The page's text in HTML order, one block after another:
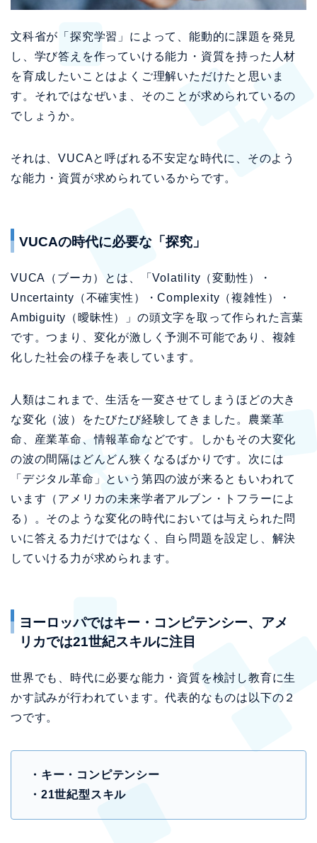
文科省が「探究学習」によって、能動的に課題を発見
し、学び答えを作っていける能力・資質を持った人材
を育成したいことはよくご理解いただけたと思いま
す。それではなぜいま、そのことが求められているの
でしょうか。
それは、VUCAと呼ばれる不安定な時代に、そのよう
な能力・資質が求められているからです。
VUCAの時代に必要な「探究」
VUCA（ブーカ）とは、「Volatility（変動性）・
Uncertainty（不確実性）・Complexity（複雑性）・
Ambiguity（曖昧性）」の頭文字を取って作られた言葉
です。つまり、変化が激しく予測不可能であり、複雑
化した社会の様子を表しています。
人類はこれまで、生活を一変させてしまうほどの大き
な変化（波）をたびたび経験してきました。農業革
命、産業革命、情報革命などです。しかもその大変化
の波の間隔はどんどん狭くなるばかりです。次には
「デジタル革命」という第四の波が来るともいわれて
います（アメリカの未来学者アルブン・トフラーによ
る）。そのような変化の時代においては与えられた問
いに答える力だけではなく、自ら問題を設定し、解決
していける力が求められます。
ヨーロッパではキー・コンピテンシー、アメ
リカでは21世紀スキルに注目
世界でも、時代に必要な能力・資質を検討し教育に生
かす試みが行われています。代表的なものは以下の２
つです。
・キー・コンピテンシー
・21世紀型スキル